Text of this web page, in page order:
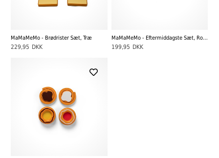
MaMaMeMo - Brødrister Sæt, Træ
229,95 DKK
MaMaMeMo - Eftermiddagste Sæt, Royal
199,95 DKK